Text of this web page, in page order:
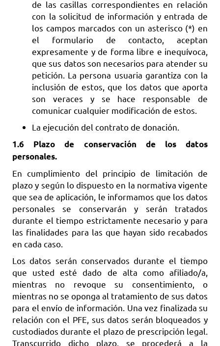
de las casillas correspondientes en relación
con la solicitud de información y entrada de
los campos marcados con un asterisco (*) en
el formulario de contacto, aceptan
expresamente y de forma libre e inequívoca,
que sus datos son necesarios para atender su
petición. La persona usuaria garantiza con la
inclusión de estos, que los datos que aporta
son veraces y se hace responsable de
comunicar cualquier modificación de estos.
La ejecución del contrato de donación.
1.6 Plazo de conservación de los datos
personales.
En cumplimiento del principio de limitación de
plazo y según lo dispuesto en la normativa vigente
que sea de aplicación, le informamos que los datos
personales se conservarán y serán tratados
durante el tiempo estrictamente necesario y para
las finalidades para las que hayan sido recabados
en cada caso.
Los datos serán conservados durante el tiempo
que usted esté dado de alta como afiliado/a,
mientras no revoque su consentimiento, o
mientras no se oponga al tratamiento de sus datos
para el envío de información. Una vez finalizada su
relación con el PFE, sus datos serán bloqueados y
custodiados durante el plazo de prescripción legal.
Transcurrido dicho plazo, se procederá a la